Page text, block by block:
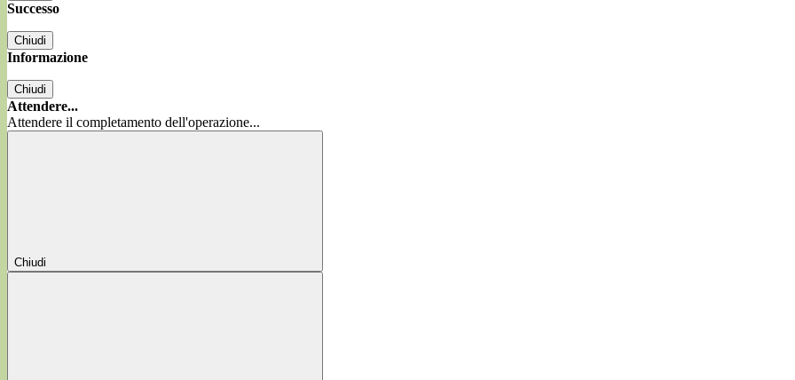
Successo
Chiudi
Informazione
Chiudi
Attendere...
Attendere il completamento dell'operazione...
Chiudi